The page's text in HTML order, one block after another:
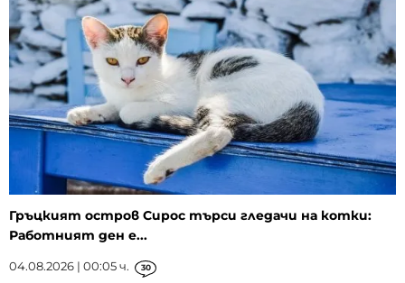
Гръцкият остров Сирос търси гледачи на котки:
Работният ден е...
04.08.2026 | 00:05 ч. 30